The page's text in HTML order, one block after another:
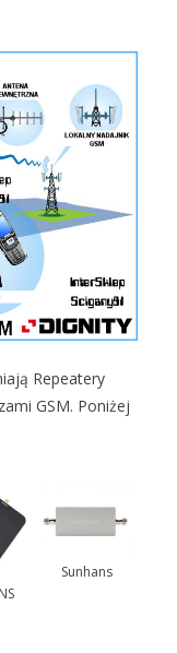
Repeatery
GSM. Poniżej
Sunhans